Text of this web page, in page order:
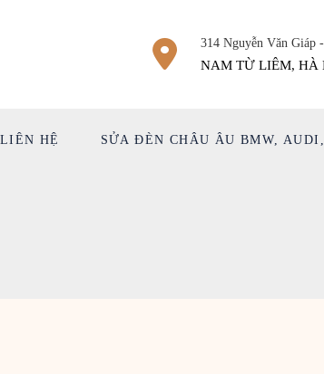
314 Nguyễn Văn Giáp
NAM TỪ LIÊM, HÀ
LIÊN HỆ SỬA ĐÈN CHÂU ÂU BMW,